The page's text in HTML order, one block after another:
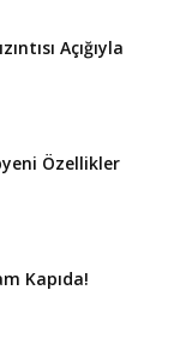
Açığıyla
Özellikler
Kapıda!